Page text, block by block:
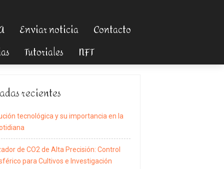
Enviar noticia
Contacto
Tutoriales NFT
recientes
tecnológica y su importancia en la
de CO2 de Alta Precisión: Control
para Cultivos e Investigación